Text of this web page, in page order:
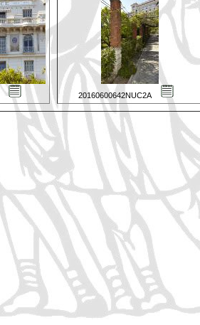
20160600642NUC2A